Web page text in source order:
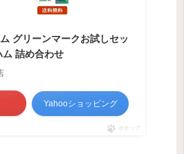
グリーンマークお試しセッ
ム 詰め合わせ
Yahooショッピング
ポチップ